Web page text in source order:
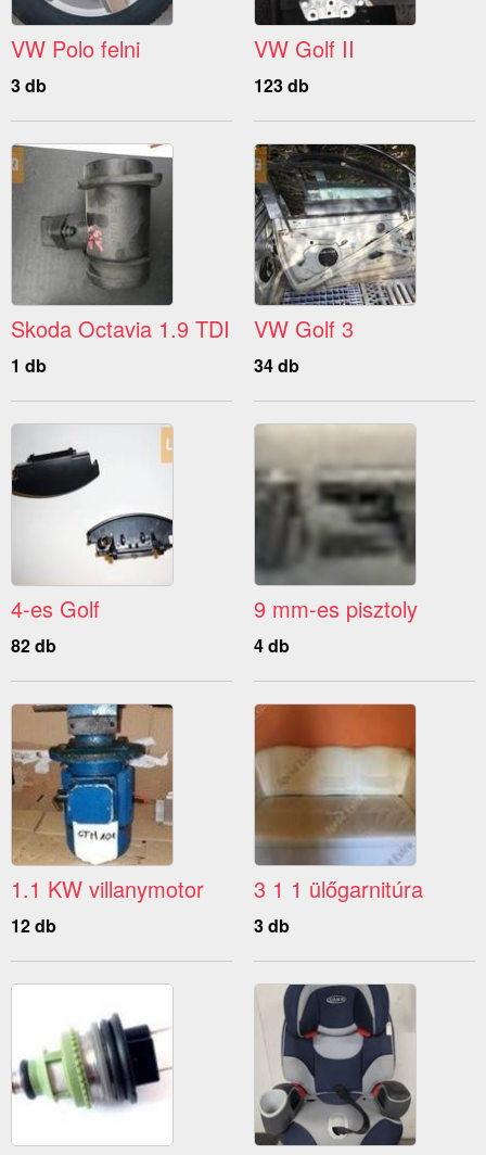
VW Polo felni
3 db
VW Golf II
123 db
Skoda Octavia 1.9 TDI
1 db
VW Golf 3
34 db
4-es Golf
82 db
9 mm-es pisztoly
4 db
1.1 KW villanymotor
12 db
3 1 1 ülőgarnitúra
3 db